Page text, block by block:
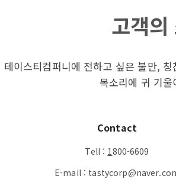
고객의
테이스티컴퍼니에 전하고 싶은 불만,
목소리에 귀 기울
Contact
Tell : 1800-6609
E-mail :